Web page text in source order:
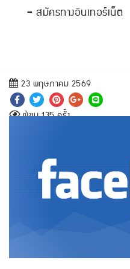
- สมัครทางอินเทอร์เน็ต
23 พฤษภาคม 2569
ผู้ชม 135 ครั้ง